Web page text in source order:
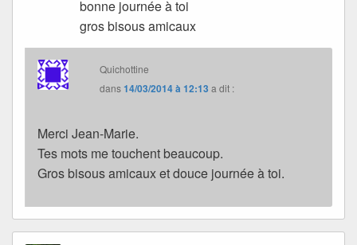
bonne journée à toi
gros bisous amicaux
Quichottine
dans14/03/2014 à 12:13 a dit :
Merci Jean-Marie.
Tes mots me touchent beaucoup.
Gros bisous amicaux et douce journée à toi.